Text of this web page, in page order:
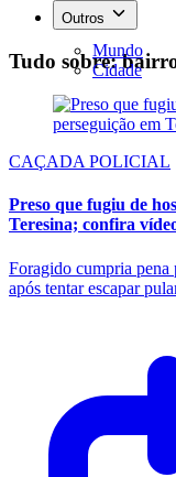
Outros
Mundo
Cidade
Tudo sobre:
CAÇADA POLICIAL
Preso que fugiu de
Teresina; confira
Foragido cumpria
após tentar escapar